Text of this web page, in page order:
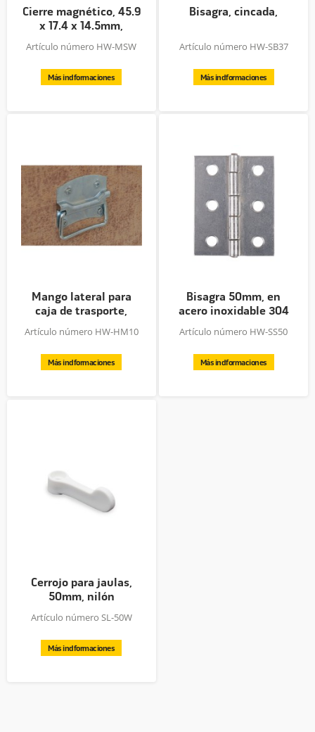
Cierre magnético, 45.9
x 17.4 x 14.5mm,
blanco,...
Artículo número HW-MSW
Más indformaciones
Bisagra, cincada,
Artículo número HW-SB37
Más indformaciones
Mango lateral para
caja de trasporte,
L10cm,...
Artículo número HW-HM10
Más indformaciones
Bisagra 50mm, en
acero inoxidable 304
Artículo número HW-SS50
Más indformaciones
Cerrojo para jaulas,
50mm, nilón
Artículo número SL-50W
Más indformaciones